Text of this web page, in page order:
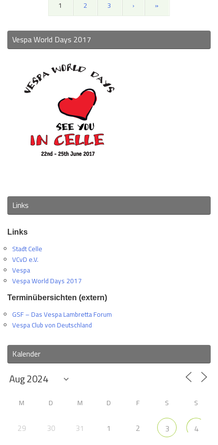
1 2 3 › »
Vespa World Days 2017
Links
Links
Stadt Celle
VCvD e.V.
Vespa
Vespa World Days 2017
Terminübersichten (extern)
GSF – Das Vespa Lambretta Forum
Vespa Club von Deutschland
Kalender
M D M D F S S
29 30 31 1 2 3 4